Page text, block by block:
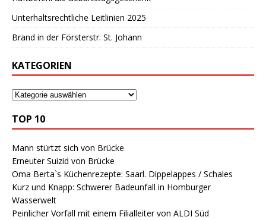
Unterhaltsrechtliche Leitlinien 2025
Brand in der Försterstr. St. Johann
KATEGORIEN
TOP 10
Mann stürtzt sich von Brücke
Erneuter Suizid von Brücke
Oma Berta`s Küchenrezepte: Saarl. Dippelappes / Schales
Kurz und Knapp: Schwerer Badeunfall in Homburger
Wasserwelt
Peinlicher Vorfall mit einem Filialleiter von ALDI Süd